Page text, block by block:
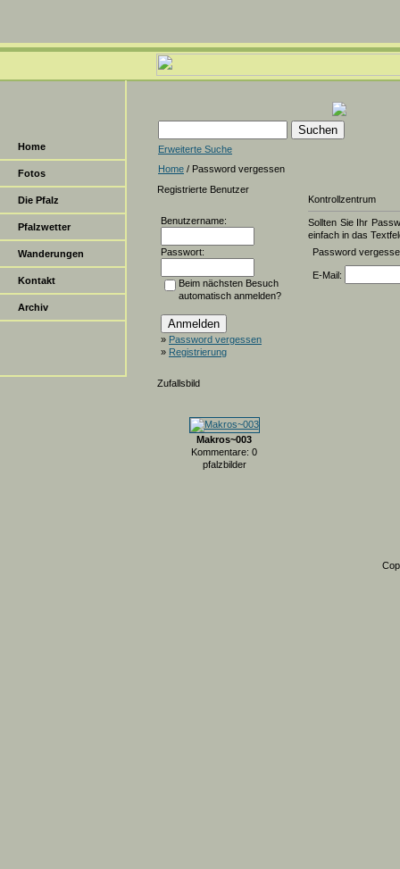
Home
Fotos
Die Pfalz
Pfalzwetter
Wanderungen
Kontakt
Archiv
Erweiterte Suche
Home / Password vergessen
Registrierte Benutzer
Benutzername:
Passwort:
Beim nächsten Besuch
automatisch anmelden?
» Password vergessen
» Registrierung
Zufallsbild
Makros~003
Kommentare: 0
pfalzbilder
Kontrollzentrum
Sollten Sie Ihr
einfach in das
Password
E-Mail: